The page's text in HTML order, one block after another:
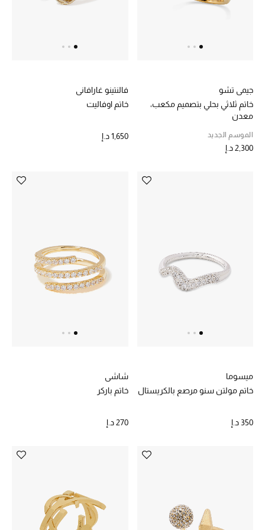
عرض كل التنزيلات
مجوهرات فاخرة للنساء
مجوهرات عصرية للنساء
هدايا مُعبرة
تسوقوا المجوهرات
بطاقة الهدايا الإلكترونية
جيمي تشو
خاتم ثلاثي بحلي بتصميم مكعب،
معدن
الموسم الجديد
2,300 د.إ
فالنتينو غارافاني
خاتم اوفاليت
1,650 د.إ
ميسوما
خاتم مولتن سنو مرصع بالكريستال
350 د.إ
شاشي
خاتم باركر
270 د.إ